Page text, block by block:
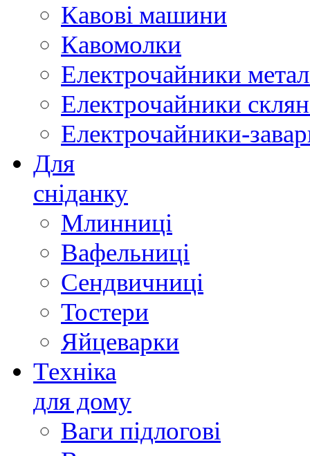
Кавові машини
Кавомолки
Електрочайники
Електрочайники
Електрочайники-
Для
сніданку
Млинниці
Вафельниці
Сендвичниці
Тостери
Яйцеварки
Техніка
для дому
Ваги підлогові